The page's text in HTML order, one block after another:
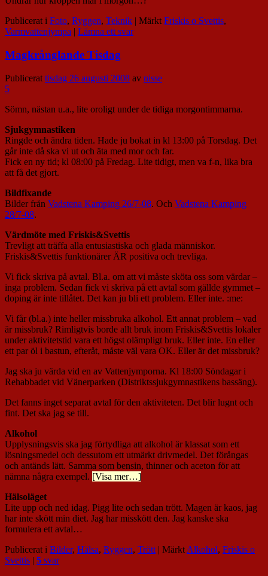
Publicerat i Foto, Ryggen, Teknik | Märkt Friskis o Svettis,
Varmvattenjympa | Lämna ett svar
Magkrånglande Tisdag
Publicerat tisdag 26 augusti 2008 av nisse
5
Sömn, nästan u.a., lite oroligt under de tidiga morgontimmarna.
Sjukgymnastiken
Ringde och ändra tiden. Hade ju bokat in kl 13:00 på Torsdag. Det
går inte då ska vi ut och äta med mor och far.
Fick en ny tid; kl 08:00 på Fredag. Lite tidigt, men va f-n, lika bra
att få det gjort.
Bildfixande
Bilder från Vadstena Kamping 26/7-08. Och Vadstena Kamping
28/7-08.
Värdmöte med Friskis&Svettis
Trevligt att träffa alla entusiastiska och glada människor.
Friskis&Svettis funktionärer ÄR positiva och trevliga.
Vi fick skriva på avtal. Bl.a. om att vi måste sköta oss som värdar –
inga problem. Sedan fick vi skriva på ett avtal som gällde gymmet –
doping är inte tillåtet. Det kan ju bli ett problem. Eller inte. :me:
Vi får (bl.a.) inte heller missbruka alkohol. Ett annat problem – vad
är missbruk? Rimligtvis borde allt bruk inom Friskis&Svettis lokaler
under aktivitetstid vara ett högst olämpligt bruk. Eller inte. En eller
ett par öl i bastun, efteråt, måste väl vara OK. Eller är det missbruk?
Jag ska ju värda vid en av Vattenjymporna. Kl 18:00 Söndagar i
Rehabbadet vid Vänerparken (Distriktssjukgymnastikens bassäng).
Det fanns inget separat avtal för den aktiviteten. Det blir lugnt och
fint. Det ska jag se till.
Alkohol
Upplysningsvis ska jag förtydliga att alkohol är klassat som ett
lösningsmedel och dessutom ett utmärkt drivmedel. Det förångas
och antänds lätt. Samma som bensin, thinner och aceton för att
nämna några exempel. [Visa mer…]
Hälsoläget
Lite upp och ned idag. Pigg lite och sedan trött. Magen är kaos, jag
har inte skött min diet. Jag har misskött den. Jag kanske ska
formulera ett avtal…
Publicerat i Bilder, Hälsa, Ryggen, Trött | Märkt Alkohol, Friskis o
Svettis | 5 svar